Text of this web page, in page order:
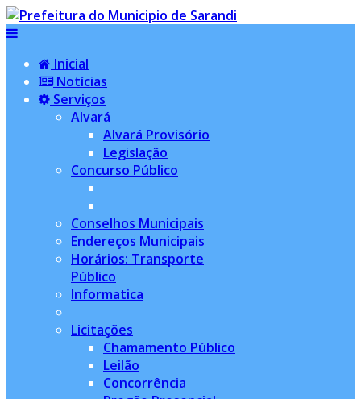
Inicial
Notícias
Serviços
Alvará
Alvará Provisório
Legislação
Concurso Público
Conselhos Municipais
Endereços Municipais
Horários: Transporte
Público
Informatica
Licitações
Chamamento Público
Leilão
Concorrência